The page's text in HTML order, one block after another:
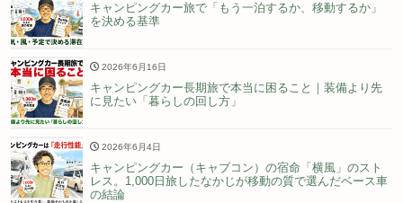
キャンピングカー旅で「もう一泊するか、移動するか」
を決める基準
2026年6月16日
キャンピングカー長期旅で本当に困ること｜装備より先
に見たい「暮らしの回し方」
2026年6月4日
キャンピングカー（キャブコン）の宿命「横風」のスト
レス。1,000日旅したなかじが移動の質で選んだベース車
の結論